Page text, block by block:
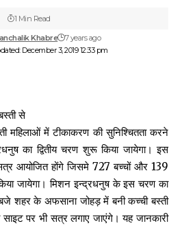
December 3, 2019 12:33 pm
Khabre 7 years ago
1 Min Read
से
महिलाओं में टीकाकरण की सुनिश्चितता करने
का द्वितीय चरण शुरू किया जायेगा। इस
आयोजित होंगे जिसमे 727 बच्चों और 139
जायेगा। मिशन इन्द्रधनुष के इस चरण का
शहर के अफसाना जोहड़ में बनी कच्ची बस्ती
साइट पर भी सत्र लगाए जाएंगे। यह जानकारी